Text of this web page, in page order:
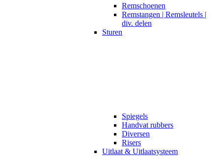
Remschoenen
Remstangen | Remsleutels |
div. delen
Sturen
Spiegels
Handvat rubbers
Diversen
Risers
Uitlaat & Uitlaatsysteem